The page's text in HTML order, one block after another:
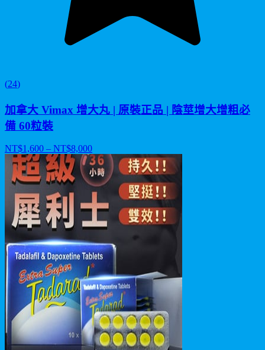
(24)
加拿大 Vimax 增大丸 | 原裝正品 | 陰莖增大增粗必
備 60粒裝
NT$1,600 – NT$8,000